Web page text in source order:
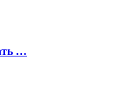
…